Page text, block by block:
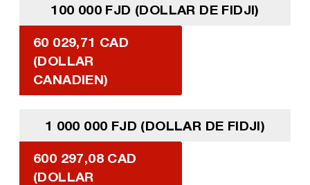
100 000 FJD (DOLLAR DE FIDJI)
60 029,71 CAD
(DOLLAR
CANADIEN)
1 000 000 FJD (DOLLAR DE FIDJI)
600 297,08 CAD
(DOLLAR